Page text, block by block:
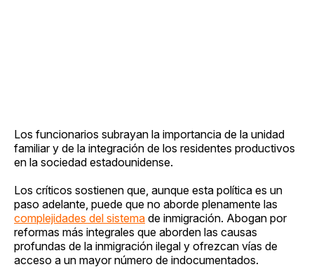
Los funcionarios subrayan la importancia de la unidad
familiar y de la integración de los residentes productivos
en la sociedad estadounidense.
Los críticos sostienen que, aunque esta política es un
paso adelante, puede que no aborde plenamente las
complejidades del sistema de inmigración. Abogan por
reformas más integrales que aborden las causas
profundas de la inmigración ilegal y ofrezcan vías de
acceso a un mayor número de indocumentados.